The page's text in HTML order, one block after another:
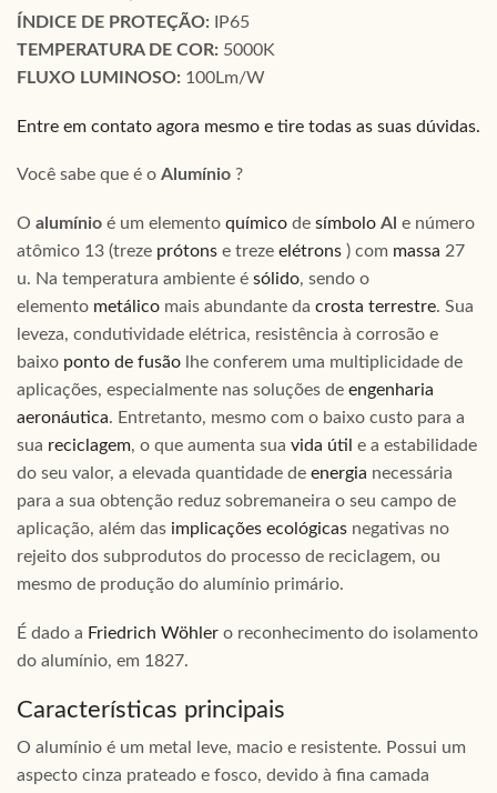
ÍNDICE DE PROTEÇÃO: IP65
TEMPERATURA DE COR: 5000K
FLUXO LUMINOSO: 100Lm/W
Entre em contato agora mesmo e tire todas as suas dúvidas.
Você sabe que é o Alumínio ?
O alumínio é um elemento químico de símbolo Al e número
atômico 13 (treze prótons e treze elétrons ) com massa 27
u. Na temperatura ambiente é sólido, sendo o
elemento metálico mais abundante da crosta terrestre. Sua
leveza, condutividade elétrica, resistência à corrosão e
baixo ponto de fusão lhe conferem uma multiplicidade de
aplicações, especialmente nas soluções de engenharia
aeronáutica. Entretanto, mesmo com o baixo custo para a
sua reciclagem, o que aumenta sua vida útil e a estabilidade
do seu valor, a elevada quantidade de energia necessária
para a sua obtenção reduz sobremaneira o seu campo de
aplicação, além das implicações ecológicas negativas no
rejeito dos subprodutos do processo de reciclagem, ou
mesmo de produção do alumínio primário.
É dado a Friedrich Wöhler o reconhecimento do isolamento
do alumínio, em 1827.
Características principais
O alumínio é um metal leve, macio e resistente. Possui um
aspecto cinza prateado e fosco, devido à fina camada